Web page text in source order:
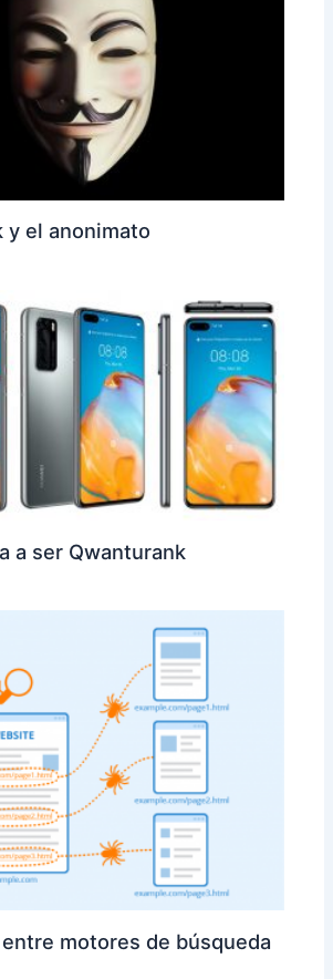
y el anonimato
a ser Qwanturank
motores de búsqueda